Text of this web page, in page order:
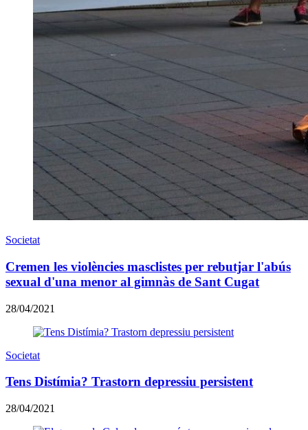
Societat
Cremen les violències masclistes per rebutjar l'abús
sexual d'una menor al gimnàs de Sant Cugat
28/04/2021
Societat
Tens Distímia? Trastorn depressiu persistent
28/04/2021